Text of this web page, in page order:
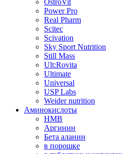
OstroVit
Power Pro
Real Pharm
Scitec
Scivation
Sky Sport Nutrition
Still Mass
Ult:Rovita
Ultimate
Universal
USP Labs
Weider nutrition
Аминокислоты
HMB
Аргинин
Бета аланин
в порошке